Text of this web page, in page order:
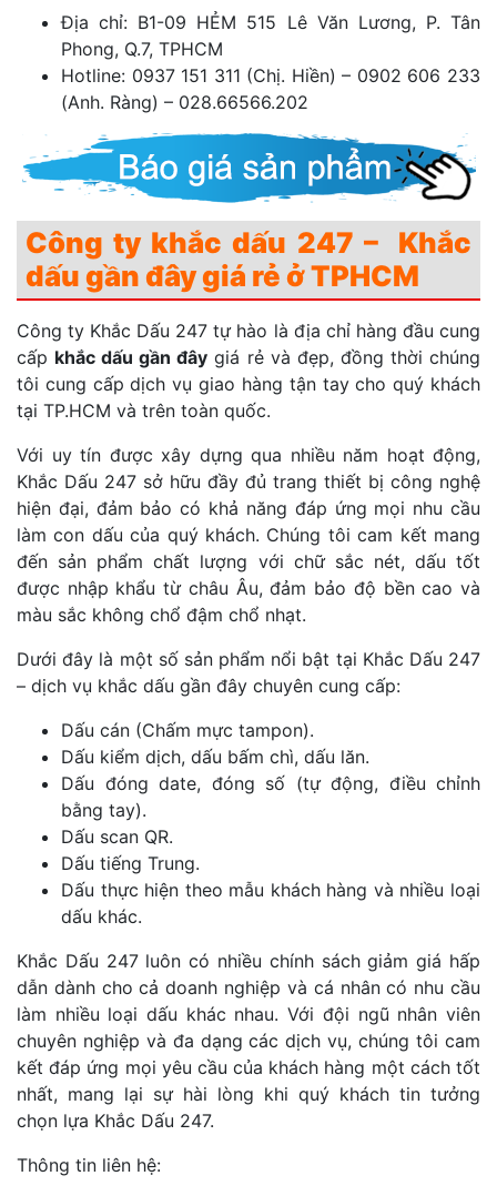
Địa chỉ: B1-09 HẺM 515 Lê Văn Lương, P. Tân
Phong, Q.7, TPHCM
Hotline: 0937 151 311 (Chị. Hiền) – 0902 606 233
(Anh. Ràng) – 028.66566.202
Công ty khắc dấu 247 – Khắc
dấu gần đây giá rẻ ở TPHCM
Công ty Khắc Dấu 247 tự hào là địa chỉ hàng đầu cung
cấp khắc dấu gần đây giá rẻ và đẹp, đồng thời chúng
tôi cung cấp dịch vụ giao hàng tận tay cho quý khách
tại TP.HCM và trên toàn quốc.
Với uy tín được xây dựng qua nhiều năm hoạt động,
Khắc Dấu 247 sở hữu đầy đủ trang thiết bị công nghệ
hiện đại, đảm bảo có khả năng đáp ứng mọi nhu cầu
làm con dấu của quý khách. Chúng tôi cam kết mang
đến sản phẩm chất lượng với chữ sắc nét, dấu tốt
được nhập khẩu từ châu Âu, đảm bảo độ bền cao và
màu sắc không chổ đậm chổ nhạt.
Dưới đây là một số sản phẩm nổi bật tại Khắc Dấu 247
– dịch vụ khắc dấu gần đây chuyên cung cấp:
Dấu cán (Chấm mực tampon).
Dấu kiểm dịch, dấu bấm chì, dấu lăn.
Dấu đóng date, đóng số (tự động, điều chỉnh
bằng tay).
Dấu scan QR.
Dấu tiếng Trung.
Dấu thực hiện theo mẫu khách hàng và nhiều loại
dấu khác.
Khắc Dấu 247 luôn có nhiều chính sách giảm giá hấp
dẫn dành cho cả doanh nghiệp và cá nhân có nhu cầu
làm nhiều loại dấu khác nhau. Với đội ngũ nhân viên
chuyên nghiệp và đa dạng các dịch vụ, chúng tôi cam
kết đáp ứng mọi yêu cầu của khách hàng một cách tốt
nhất, mang lại sự hài lòng khi quý khách tin tưởng
chọn lựa Khắc Dấu 247.
Thông tin liên hệ: